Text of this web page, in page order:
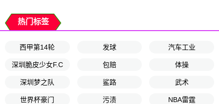
热门标签
西甲第14轮 发球 汽车工业
深圳脆皮少女F.C 包赔 体操
深圳梦之队 鲨路 武术
世界杯豪门 污渍 NBA雷霆